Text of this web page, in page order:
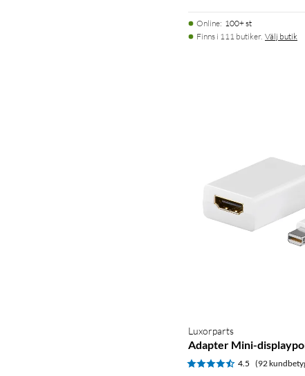
Online: 100+ st
Finns i 111 butiker. Välj butik
Luxorparts
Adapter Mini-
4.5 (92